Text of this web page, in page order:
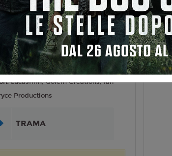
Animazione
Italiano
J. Favreau
2026
Lucasfilm, Golem Creations, Ian
Productions
TRAMA